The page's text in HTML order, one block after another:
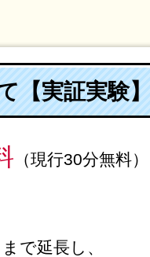
【実証実験】
（現行30分無料）
まで延長し、